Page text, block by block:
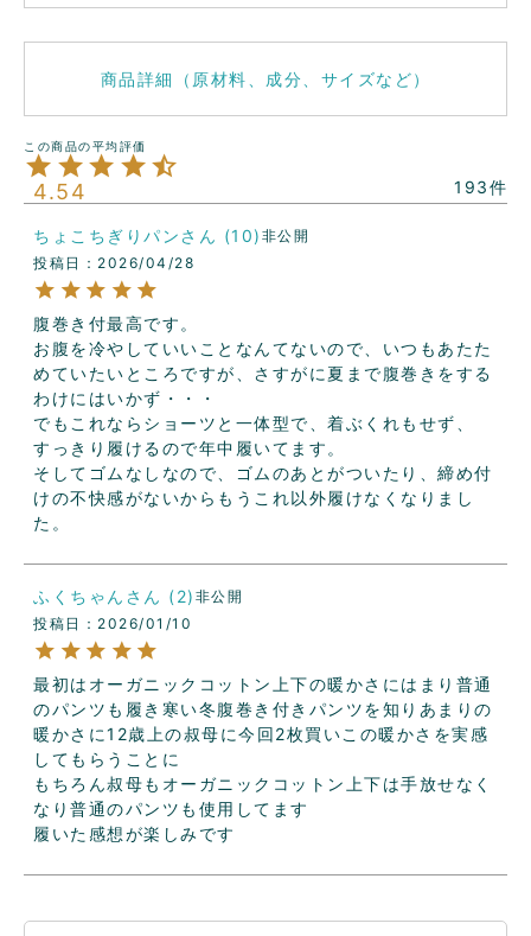
商品詳細（原材料、成分、サイズなど）
4.54 193
ちょこちぎりパン 10 非公開
投稿日
2026/04/28
腹巻き付最高です。
お腹を冷やしていいことなんてないので、いつもあたた
めていたいところですが、さすがに夏まで腹巻きをする
わけにはいかず・・・
でもこれならショーツと一体型で、着ぶくれもせず、
すっきり履けるので年中履いてます。
そしてゴムなしなので、ゴムのあとがついたり、締め付
けの不快感がないからもうこれ以外履けなくなりまし
た。
ふくちゃん 2 非公開
投稿日
2026/01/10
最初はオーガニックコットン上下の暖かさにはまり普通
のパンツも履き寒い冬腹巻き付きパンツを知りあまりの
暖かさに12歳上の叔母に今回2枚買いこの暖かさを実感
してもらうことに
もちろん叔母もオーガニックコットン上下は手放せなく
なり普通のパンツも使用してます
履いた感想が楽しみです